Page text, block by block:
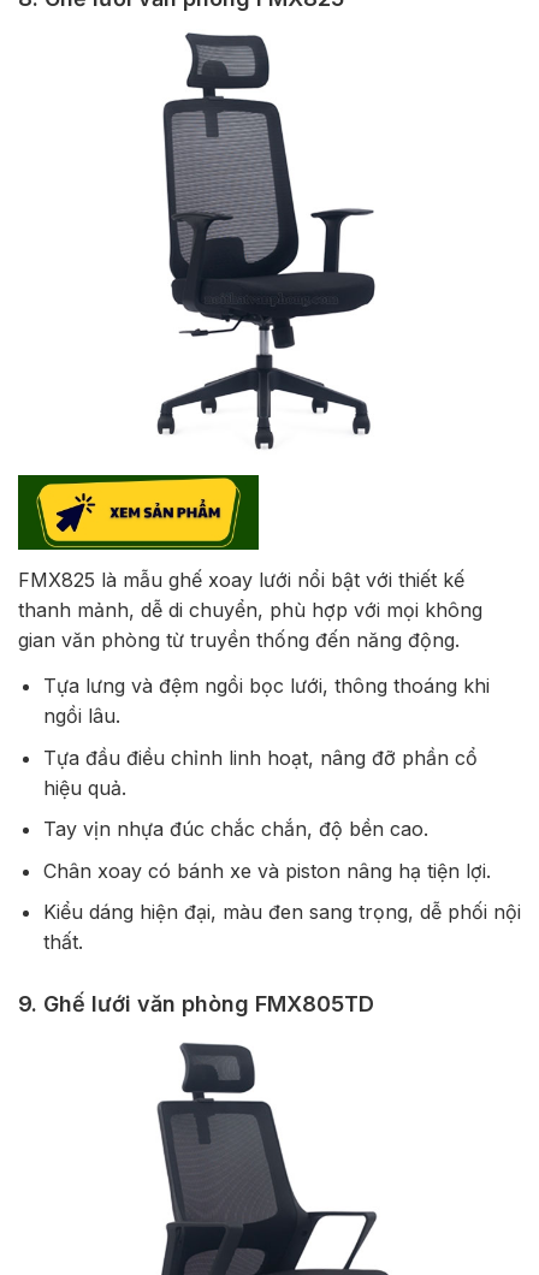
FMX825 là mẫu ghế xoay lưới nổi bật với thiết kế
thanh mảnh, dễ di chuyển, phù hợp với mọi không
gian văn phòng từ truyền thống đến năng động.
Tựa lưng và đệm ngồi bọc lưới, thông thoáng khi
ngồi lâu.
Tựa đầu điều chỉnh linh hoạt, nâng đỡ phần cổ
hiệu quả.
Tay vịn nhựa đúc chắc chắn, độ bền cao.
Chân xoay có bánh xe và piston nâng hạ tiện lợi.
Kiểu dáng hiện đại, màu đen sang trọng, dễ phối nội
thất.
9. Ghế lưới văn phòng FMX805TD